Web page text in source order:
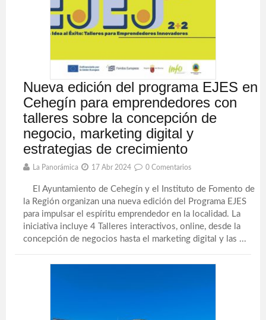
Nueva edición del programa EJES en
Cehegín para emprendedores con
talleres sobre la concepción de
negocio, marketing digital y
estrategias de crecimiento
La Panorámica 17 Abr 2024 0 Comentarios
El Ayuntamiento de Cehegín y el Instituto de Fomento de
la Región organizan una nueva edición del Programa EJES
para impulsar el espíritu emprendedor en la localidad. La
iniciativa incluye 4 Talleres interactivos, online, desde la
concepción de negocios hasta el marketing digital y las ...